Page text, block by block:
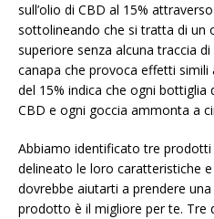
sull’olio di CBD al 15%
sottolineando che si tratta di un
superiore senza alcuna traccia
canapa che provoca effetti simili
del 15% indica che ogni
CBD e ogni goccia ammonta a
Abbiamo identificato tre prodotti
delineato le loro caratteristiche
dovrebbe aiutarti a prendere
prodotto è il migliore per te. Tre